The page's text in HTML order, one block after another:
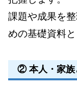
課題や成果を
めの基礎資料と
② 本人・家族